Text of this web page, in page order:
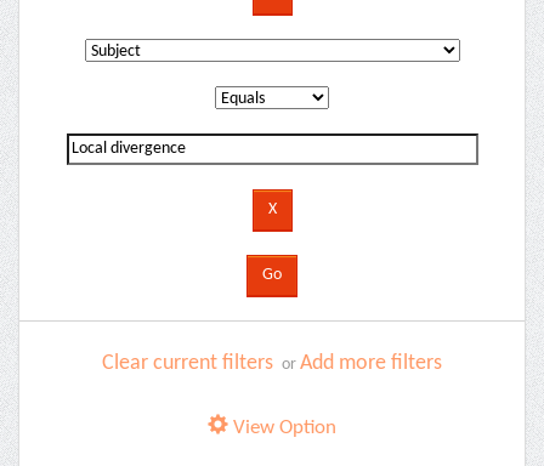
Clear current filters or Add more filters
View Option